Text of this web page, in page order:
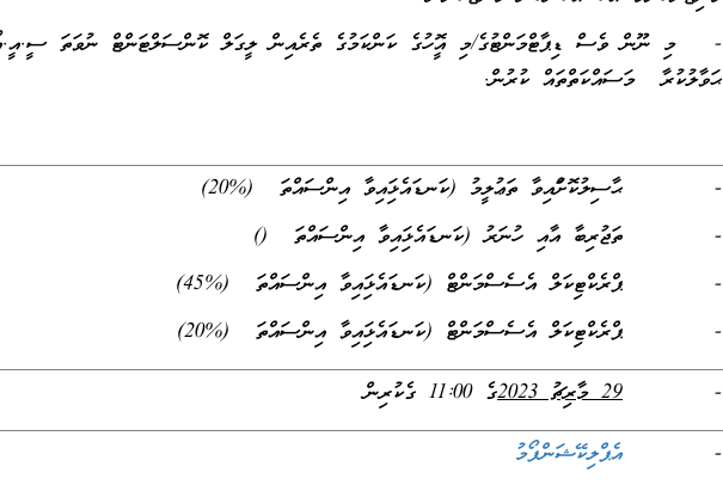
- މި ނޫން ވެސް ޑިޕާޓްމަންޓުގެ/މި އޮފީހުގެ ކަންކަމުގެ ތެރެއިން ލީގަލް ކޮންސަލްޓަންޓް ނުވަތަ
ޙަވާލުކުރާ މަސައްކަތްތައް ކުރުން.
- ޙާސިލުކޮށްފައިވާ ތަޢުލީމު (ކަނޑައެޅިފައިވާ އިންސައްތަ (%20)
- ތަޖުރިބާ އާއި ހުނަރު (ކަނޑައެޅިފައިވާ އިންސައްތަ ()
- ޕްރެކްޓިކަލް އެސެސްމަންޓް (ކަނޑައެޅިފައިވާ އިންސައްތަ (%45)
- ޕްރެކްޓިކަލް އެސެސްމަންޓް (ކަނޑައެޅިފައިވާ އިންސައްތަ (%20)
-
29މާރިޗު 2023
ގެ 11:00 ގެކުރިން
- އޕލކޝންމ